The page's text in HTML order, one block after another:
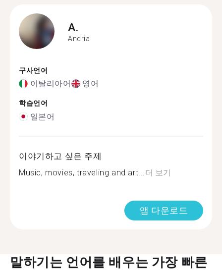
A.
Andria
구사언어
이탈리아어 영어
학습언어
일본어
이야기하고 싶은 주제
Music, movies, traveling and art... 더 보기
앱 다운로드
말하기는 언어를 배우는 가장 빠른